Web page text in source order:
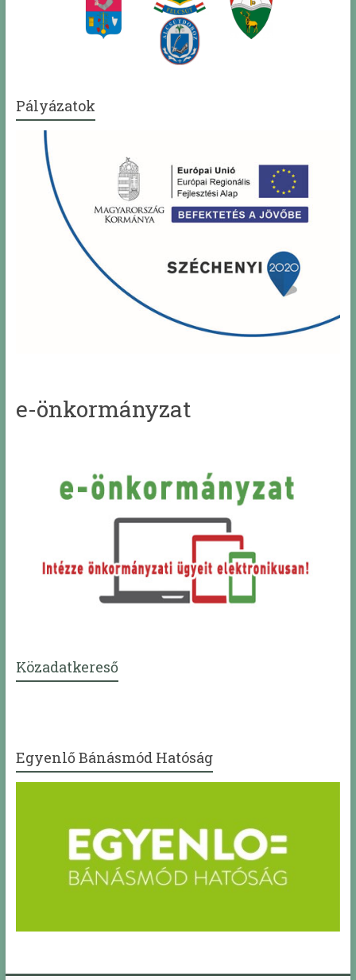
Pályázatok
e-önkormányzat
Közadatkereső
Egyenlő Bánásmód Hatóság